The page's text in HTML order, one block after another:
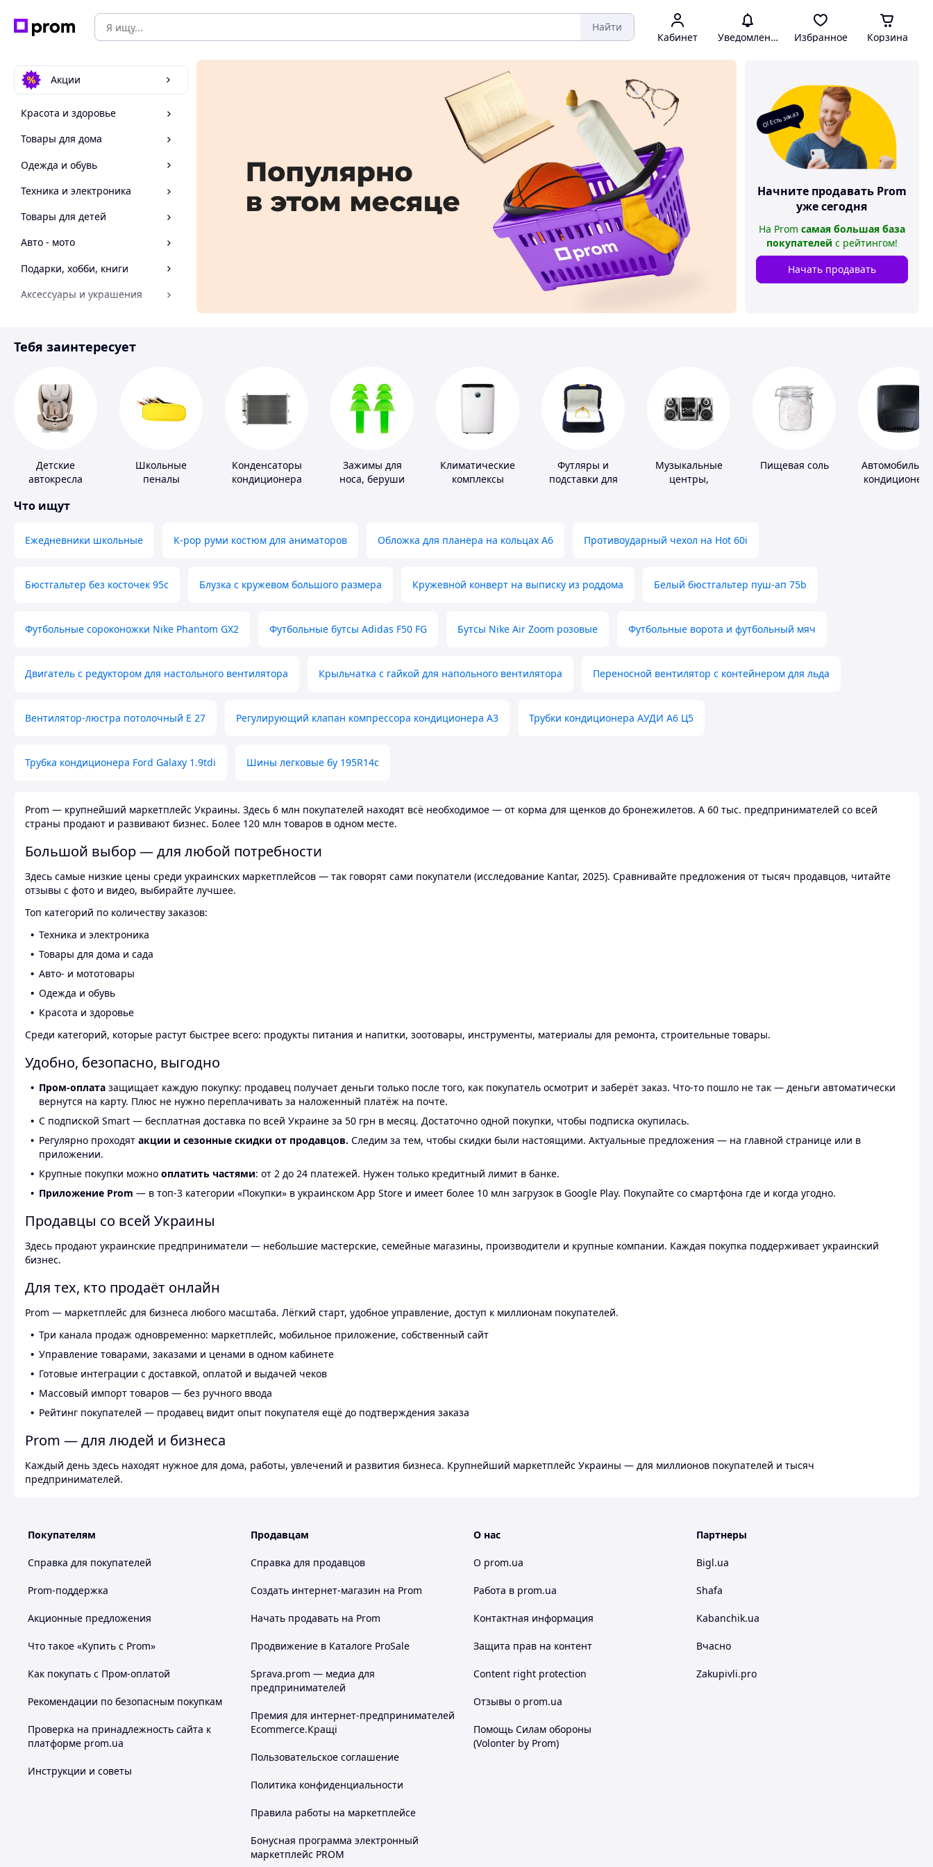
Найти
Кабинет Уведомления Избранное Корзина
Акции
Красота и здоровье
Товары для дома
Одежда и обувь
Техника и электроника
Товары для детей
Авто - мото
Подарки, хобби, книги
Аксессуары и украшения
Спорт и отдых
О! Есть заказ
Начните продавать Prom
уже сегодня
На Prom самая большая база
покупателей с рейтингом!
Начать продавать
Тебя заинтересует
Детские
автокресла
Школьные
пеналы
Конденсаторы
кондиционера
Зажимы для
носа, беруши
Климатические
комплексы
Футляры и
подставки для
Музыкальные
центры,
Пищевая соль
Что ищут
Ежедневники школьные K-pop руми костюм для аниматоров Обложка для планера на кольцах А6 Противоударный чехол на Hot 60i
Бюстгальтер без косточек 95с Блузка с кружевом большого размера Кружевной конверт на выписку из роддома Белый бюстгальтер пуш-ап 75b
Футбольные сороконожки Nike Phantom GX2 Футбольные бутсы Adidas F50 FG Бутсы Nike Air Zoom розовые Футбольные ворота и футбольный мяч
Двигатель с редуктором для настольного вентилятора Крыльчатка с гайкой для напольного вентилятора Переносной вентилятор с контейнером для льда
Вентилятор-люстра потолочный E 27 Регулирующий клапан компрессора кондиционера А3 Трубки кондиционера АУДИ А6 Ц5
Трубка кондиционера Ford Galaxy 1.9tdi Шины легковые бу 195R14c
Prom — крупнейший маркетплейс Украины. Здесь 6 млн покупателей находят всё необходимое — от корма для щенков до бронежилетов. А 60 тыс. предпринимателей со всей
страны продают и развивают бизнес. Более 120 млн товаров в одном месте.
Большой выбор — для любой потребности
Здесь самые низкие цены среди украинских маркетплейсов — так говорят сами покупатели (исследование Kantar, 2025). Сравнивайте предложения от тысяч продавцов, читайте
отзывы с фото и видео, выбирайте лучшее.
Топ категорий по количеству заказов:
Техника и электроника
Товары для дома и сада
Авто- и мототовары
Одежда и обувь
Красота и здоровье
Среди категорий, которые растут быстрее всего: продукты питания и напитки, зоотовары, инструменты, материалы для ремонта, строительные товары.
Удобно, безопасно, выгодно
Пром-оплата защищает каждую покупку: продавец получает деньги только после того, как покупатель осмотрит и заберёт заказ. Что-то пошло не так — деньги автоматически
вернутся на карту. Плюс не нужно переплачивать за наложенный платёж на почте.
С подпиской Smart — бесплатная доставка по всей Украине за 50 грн в месяц. Достаточно одной покупки, чтобы подписка окупилась.
Регулярно проходят акции и сезонные скидки от продавцов. Следим за тем, чтобы скидки были настоящими. Актуальные предложения — на главной странице или в
приложении.
Крупные покупки можно оплатить частями: от 2 до 24 платежей. Нужен только кредитный лимит в банке.
Приложение Prom — в топ-3 категории «Покупки» в украинском App Store и имеет более 10 млн загрузок в Google Play. Покупайте со смартфона где и когда угодно.
Продавцы со всей Украины
Здесь продают украинские предприниматели — небольшие мастерские, семейные магазины, производители и крупные компании. Каждая покупка поддерживает украинский
бизнес.
Для тех, кто продаёт онлайн
Prom — маркетплейс для бизнеса любого масштаба. Лёгкий старт, удобное управление, доступ к миллионам покупателей.
Три канала продаж одновременно: маркетплейс, мобильное приложение, собственный сайт
Управление товарами, заказами и ценами в одном кабинете
Готовые интеграции с доставкой, оплатой и выдачей чеков
Массовый импорт товаров — без ручного ввода
Рейтинг покупателей — продавец видит опыт покупателя ещё до подтверждения заказа
Prom — для людей и бизнеса
Каждый день здесь находят нужное для дома, работы, увлечений и развития бизнеса. Крупнейший маркетплейс Украины — для миллионов покупателей и тысяч
предпринимателей.
Покупателям
Справка для покупателей
Prom-поддержка
Акционные предложения
Что такое «Купить с Prom»
Как покупать с Пром-оплатой
Рекомендации по безопасным покупкам
Проверка на принадлежность сайта к
платформе prom.ua
Инструкции и советы
Продавцам
Справка для продавцов
Создать интернет-магазин на Prom
Начать продавать на Prom
Продвижение в Каталоге ProSale
Sprava.prom — медиа для
предпринимателей
Премия для интернет-предпринимателей
Ecommerce.Кращі
Пользовательское соглашение
Политика конфиденциальности
Правила работы на маркетплейсе
Бонусная программа электронный
маркетплейс PROM
О нас
О prom.ua
Работа в prom.ua
Контактная информация
Защита прав на контент
Content right protection
Отзывы о prom.ua
Помощь Силам обороны
(Volonter by Prom)
Партнеры
Bigl.ua
Shafa
Kabanchik.ua
Вчасно
Zakupivli.pro